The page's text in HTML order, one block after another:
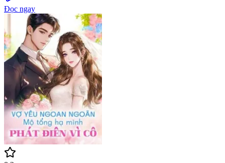
Đọc ngay